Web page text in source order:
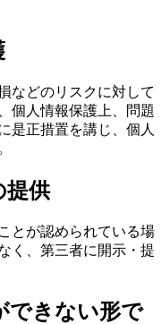
などのリスクに対して
個人情報保護上、問題
是正措置を講じ、個人
提供
とが認められている場
く、第三者に開示・提
できない形で